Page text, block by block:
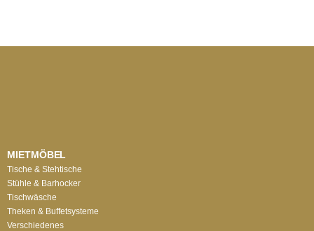
MIETMÖBEL
Tische & Stehtische
Stühle & Barhocker
Tischwäsche
Theken & Buffetsysteme
Verschiedenes